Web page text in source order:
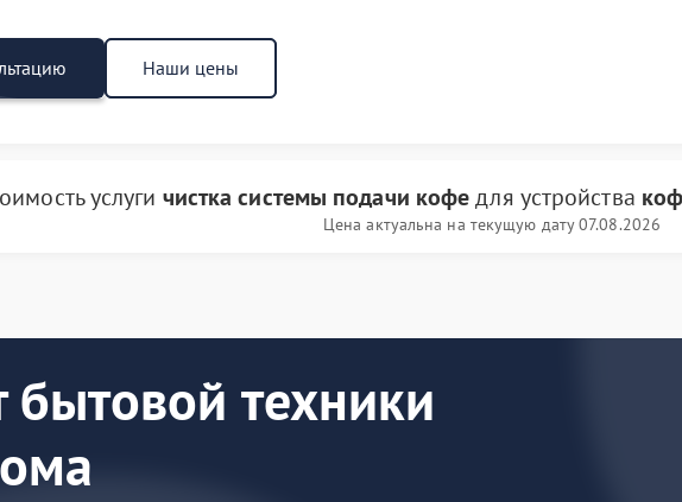
Наши цены
услуги чистка системы подачи кофедля устройства
Цена актуальна на текущую дату 07.08.2026
бытовой техники